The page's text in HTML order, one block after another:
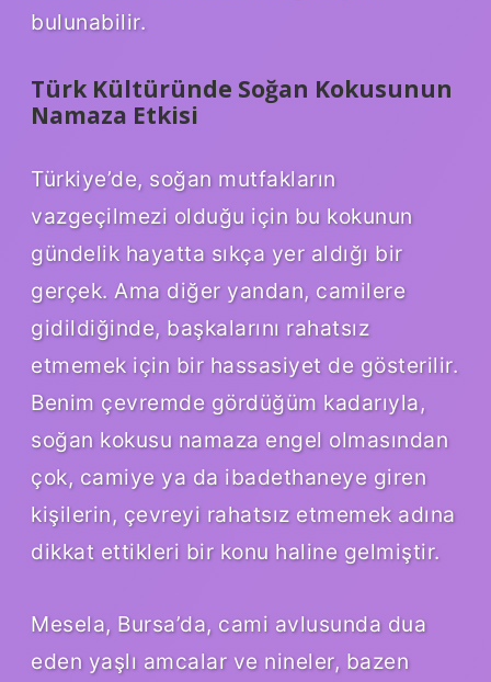
bulunabilir.
Türk Kültüründe Soğan Kokusunun
Namaza Etkisi
Türkiye’de, soğan mutfakların
vazgeçilmezi olduğu için bu kokunun
gündelik hayatta sıkça yer aldığı bir
gerçek. Ama diğer yandan, camilere
gidildiğinde, başkalarını rahatsız
etmemek için bir hassasiyet de gösterilir.
Benim çevremde gördüğüm kadarıyla,
soğan kokusu namaza engel olmasından
çok, camiye ya da ibadethaneye giren
kişilerin, çevreyi rahatsız etmemek adına
dikkat ettikleri bir konu haline gelmiştir.
Mesela, Bursa’da, cami avlusunda dua
eden yaşlı amcalar ve nineler, bazen